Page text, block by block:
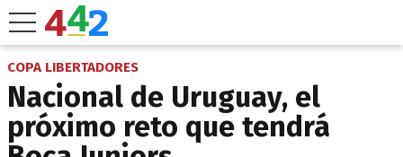
COPA LIBERTADORES
Nacional de Uruguay, el
próximo reto que tendrá